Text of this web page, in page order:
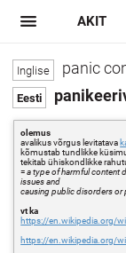
panic
olemus
avalikus võrgus levitatava
kõmustab tundlikke
tekitab ühiskondlikke
=a type of harmful content
issues and
causing public disorders or
vt ka
https://en.wikipedia.org/
https://en.wikipedia.org/
AKIT